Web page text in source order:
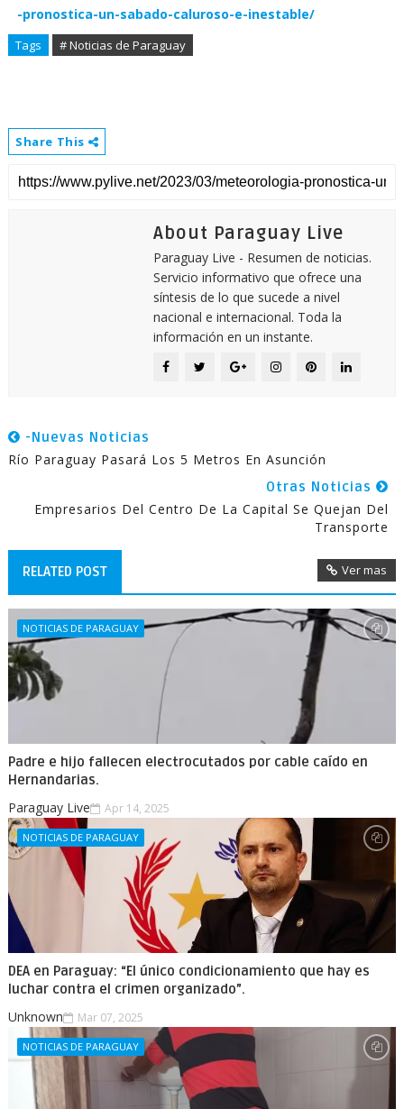
-pronostica-un-sabado-caluroso-e-inestable/
Tags # Noticias de Paraguay
Share This
About Paraguay Live
Paraguay Live - Resumen de noticias.
Servicio informativo que ofrece una
síntesis de lo que sucede a nivel
nacional e internacional. Toda la
información en un instante.
-Nuevas Noticias
Río Paraguay Pasará Los 5 Metros En Asunción
Otras Noticias
Empresarios Del Centro De La Capital Se Quejan Del
Transporte
RELATED POST Ver mas
NOTICIAS DE PARAGUAY
Padre e hijo fallecen electrocutados por cable caído en
Hernandarias.
Paraguay Live Apr 14, 2025
NOTICIAS DE PARAGUAY
DEA en Paraguay: “El único condicionamiento que hay es
luchar contra el crimen organizado”.
Unknown Mar 07, 2025
NOTICIAS DE PARAGUAY